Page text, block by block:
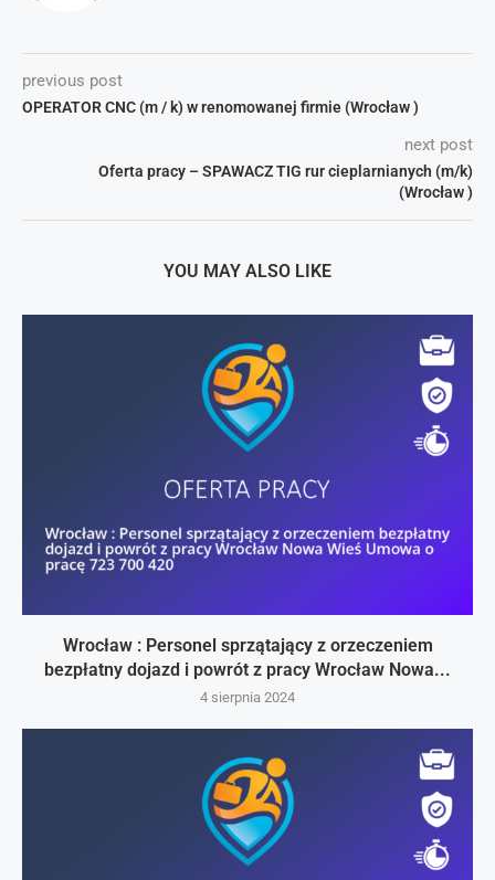
previous post
OPERATOR CNC (m / k) w renomowanej firmie (Wrocław )
next post
Oferta pracy – SPAWACZ TIG rur cieplarnianych (m/k)
(Wrocław )
YOU MAY ALSO LIKE
Wrocław : Personel sprzątający z orzeczeniem
bezpłatny dojazd i powrót z pracy Wrocław Nowa...
4 sierpnia 2024